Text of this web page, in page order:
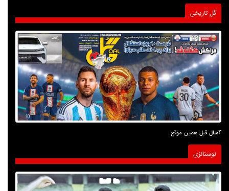
گل تاریخی
4سال قبل همین موقع
نوستالژی